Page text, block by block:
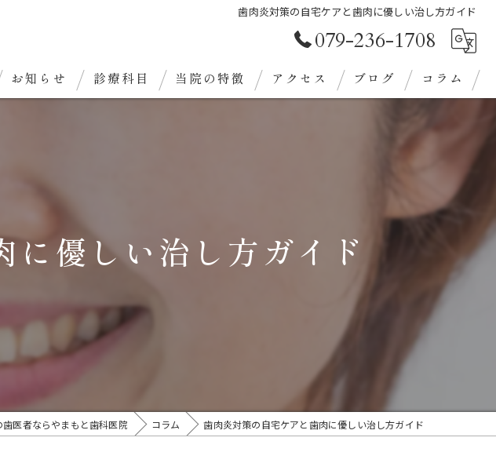
歯肉炎対策の自宅ケアと歯肉に優しい治し方ガイド
079-236-1708
お知らせ 診療科目 当院の特徴
ホワイトニング
アクセス ブログ コラム
優しい治し方ガイド
医者ならやまもと歯科医院 コラム 歯肉炎対策の自宅ケアと歯肉に優しい治し方ガイド